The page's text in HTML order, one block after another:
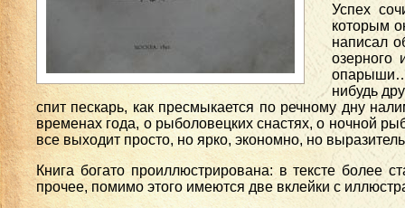
Успех
которым
написал
нибудь
спит пескарь, как пресмыкается по речному дну
временах года, о рыболовецких снастях, о ночной
все выходит просто, но ярко, экономно, но
Книга богато проиллюстрирована: в тексте
прочее, помимо этого имеются две вклейки с